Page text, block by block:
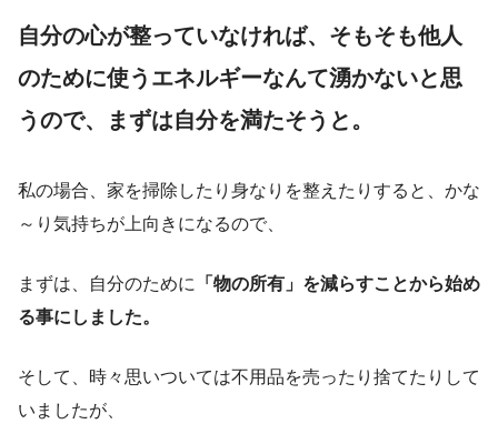
自分の心が整っていなければ、そもそも他人
のために使うエネルギーなんて湧かないと思
うので、まずは自分を満たそうと。
私の場合、家を掃除したり身なりを整えたりすると、かな
～り気持ちが上向きになるので、
まずは、自分のために 「物の所有」を減らすことから始め
る事にしました。
そして、時々思いついては不用品を売ったり捨てたりして
いましたが、